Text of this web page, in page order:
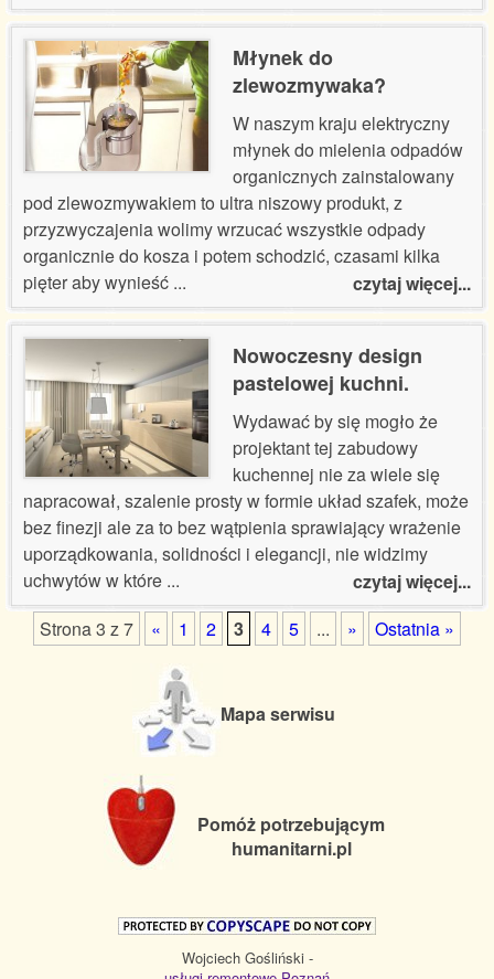
Młynek do
zlewozmywaka?
W naszym kraju elektryczny
młynek do mielenia odpadów
organicznych zainstalowany
pod zlewozmywakiem to ultra niszowy produkt, z
przyzwyczajenia wolimy wrzucać wszystkie odpady
organicznie do kosza i potem schodzić, czasami kilka
pięter aby wynieść ... czytaj więcej...
Nowoczesny design
pastelowej kuchni.
Wydawać by się mogło że
projektant tej zabudowy
kuchennej nie za wiele się
napracował, szalenie prosty w formie układ szafek, może
bez finezji ale za to bez wątpienia sprawiający wrażenie
uporządkowania, solidności i elegancji, nie widzimy
uchwytów w które ...
czytaj więcej...
Strona 3 z 7
« 1 2 3 4 5 ... » Ostatnia »
Mapa serwisu
Pomóż potrzebującym
humanitarni.pl
Wojciech Gośliński -